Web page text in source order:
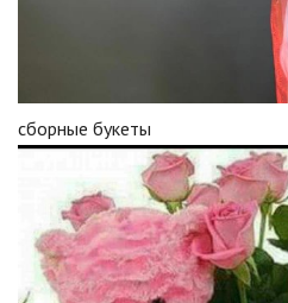
сборные букеты